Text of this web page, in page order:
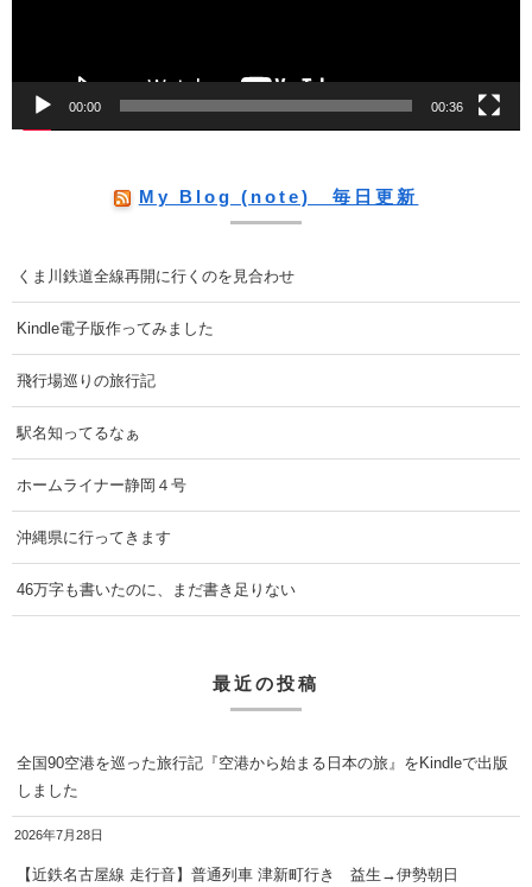
00:00 00:36
My Blog (note) 毎日更新
くま川鉄道全線再開に行くのを見合わせ
Kindle電子版作ってみました
飛行場巡りの旅行記
駅名知ってるなぁ
ホームライナー静岡４号
沖縄県に行ってきます
46万字も書いたのに、まだ書き足りない
最近の投稿
全国90空港を巡った旅行記『空港から始まる日本の旅』をKindleで出版
しました
2026年7月28日
【近鉄名古屋線 走行音】普通列車 津新町行き 益生→伊勢朝日